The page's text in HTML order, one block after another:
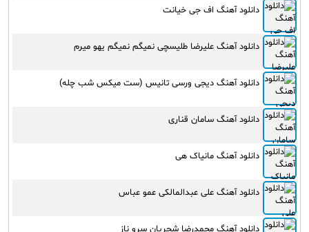
دانلود آهنگ اف جی خیانت
دانلود آهنگ علیرضا طلیسچی نمیگم نمیگم یهو میرم
دانلود آهنگ دیجی ورسی تانیس (ست میکس شب چله)
دانلود آهنگ سامان قناری
دانلود آهنگ مانیاک هی
دانلود آهنگ علی عبدالمالکی عمو عباس
دانلود آهنگ محمدرضا شجریان سرو ناز